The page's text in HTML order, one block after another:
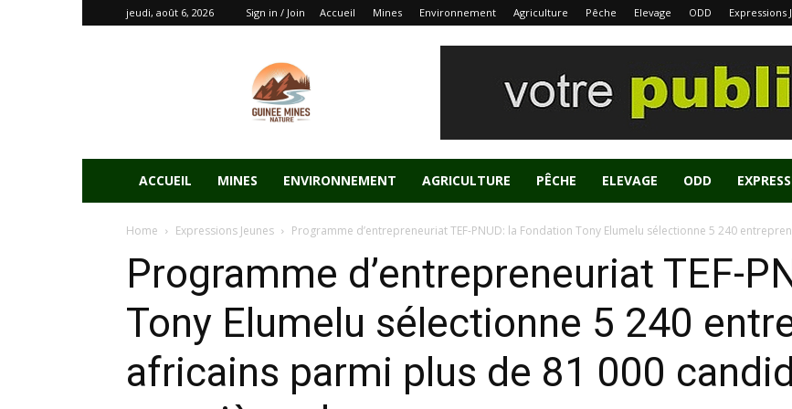
jeudi, août 6, 2026 Sign in / Join Accueil Mines Environnement Agriculture Pêche Elevage ODD Expressions
ACCUEIL MINES ENVIRONNEMENT AGRICULTURE PÊCHE ELEVAGE ODD
Home Expressions Jeunes Programme d’entrepreneuriat TEF-PNUD: la Fondation Tony Elumelu sélectionne 5 240
Programme d’entrepreneuriat TEF-
Tony Elumelu sélectionne 5 240
africains parmi plus de 81 000